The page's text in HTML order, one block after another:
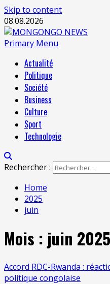
Skip to content
08.08.2026
Primary Menu
Actualité
Politique
Société
Business
Culture
Sport
Technologie
Rechercher :
Home
2025
juin
Mois : juin 2025
Accord RDC-Rwanda :
politique congolaise